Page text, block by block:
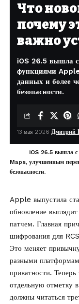
Что
почему
важно
iOS 26.5 вышла
функциями
данных и более
безопасности.
13 мая 2026 Дмитрий
iOS 26.5 вышла
Maps, улучшенным
безопасности.
Apple выпустила
обновление
патчем. Главная
шифрования для
Это меняет
разными
приватности.
отдельную отметку
должны читаться